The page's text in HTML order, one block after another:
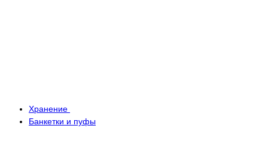
Хранение
Банкетки и пуфы